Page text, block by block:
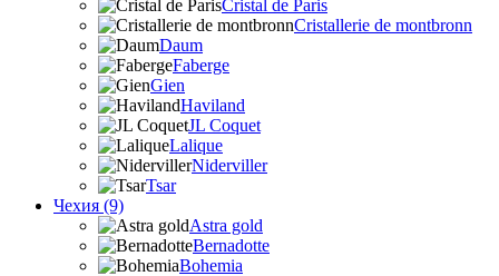
Cristal de Paris
Cristallerie de montbronn
Daum
Faberge
Gien
Haviland
JL Coquet
Lalique
Niderviller
Tsar
Чехия (9)
Astra gold
Bernadotte
Bohemia